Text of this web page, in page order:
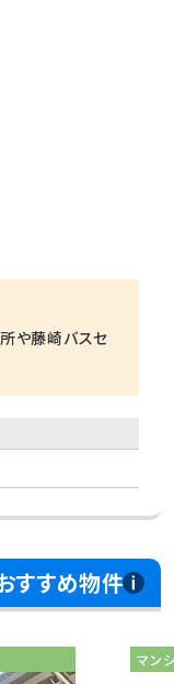
や藤崎バスセ
すすめ物件
マン